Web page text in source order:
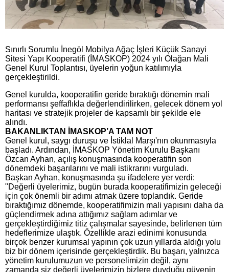
Sınırlı Sorumlu İnegöl Mobilya Ağaç İşleri Küçük Sanayi
Sitesi Yapı Kooperatifi (İMASKOP) 2024 yılı Olağan Mali
Genel Kurul Toplantısı, üyelerin yoğun katılımıyla
gerçekleştirildi.
Genel kurulda, kooperatifin geride bıraktığı dönemin mali
performansı şeffaflıkla değerlendirilirken, gelecek dönem yol
haritası ve stratejik projeler de kapsamlı bir şekilde ele
alındı.
BAKANLIKTAN İMASKOP’A TAM NOT
Genel kurul, saygı duruşu ve İstiklal Marşı'nın okunmasıyla
başladı. Ardından, İMASKOP Yönetim Kurulu Başkanı
Özcan Ayhan, açılış konuşmasında kooperatifin son
dönemdeki başarılarını ve mali istikrarını vurguladı.
Başkan Ayhan, konuşmasında şu ifadelere yer verdi:
"Değerli üyelerimiz, bugün burada kooperatifimizin geleceği
için çok önemli bir adımı atmak üzere toplandık. Geride
bıraktığımız dönemde, kooperatifimizin mali yapısını daha da
güçlendirmek adına attığımız sağlam adımlar ve
gerçekleştirdiğimiz titiz çalışmalar sayesinde, belirlenen tüm
hedeflerimize ulaştık. Özellikle arazi edinimi konusunda
birçok benzer kurumsal yapının çok uzun yıllarda aldığı yolu
biz bir dönem içerisinde gerçekleştirdik. Bu başarı, yalnızca
yönetim kurulumuzun ve personelimizin değil, aynı
zamanda siz değerli üyelerimizin bizlere duyduğu güvenin